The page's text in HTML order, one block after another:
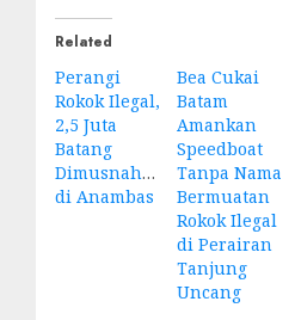
Related
Perangi
Rokok Ilegal,
2,5 Juta
Batang
Dimusnahkan
di Anambas
Bea Cukai
Batam
Amankan
Speedboat
Tanpa Nama
Bermuatan
Rokok Ilegal
di Perairan
Tanjung
Uncang